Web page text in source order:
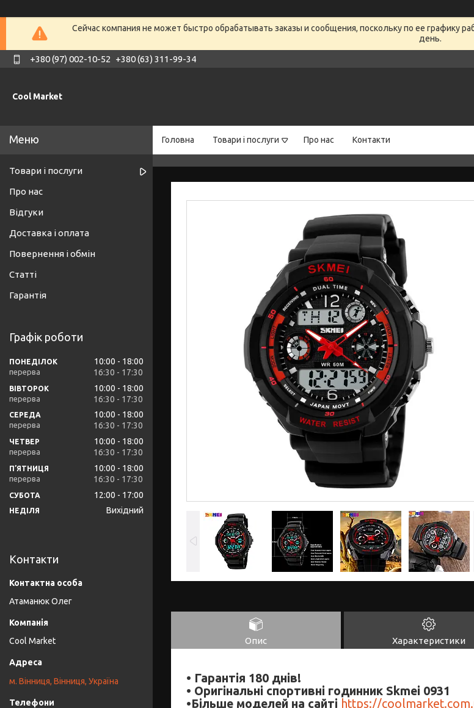
Сейчас компания не может быстро обрабатывать заказы и сообщения, поскольку по ее графику
день.
+380 (97) 002-10-52 +380 (63) 311-99-34
Cool Market
Головна Товари і послуги Про нас Контакти
Опис Характеристики
• Гарантія 180 днів!
• Оригінальні спортивні годинник Skmei 0931
•Більше моделей на сайті https://
Товари і послуги
Про нас
Відгуки
Доставка і оплата
Повернення і обмін
Статті
Гарантія
Графік роботи
ПОНЕДІЛОК 10:00
18:00
16:30
17:30
ВІВТОРОК 10:00
18:00
16:30
17:30
СЕРЕДА 10:00
18:00
16:30
17:30
ЧЕТВЕР 10:00
18:00
16:30
17:30
ПʼЯТНИЦЯ 10:00
18:00
16:30
17:30
СУБОТА 12:00 17:00
НЕДІЛЯ Вихідний
Контакти
Атаманюк Олег
Cool Market
м. Вінниця, Вінниця, Україна